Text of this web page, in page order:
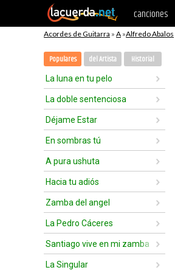
canciones
Acordes de Guitarra » A »Alfredo Abalos
Populares del Artista Historial
La luna en tu pelo
La doble sentenciosa
Déjame Estar
En sombras tú
A pura ushuta
Hacia tu adiós
Zamba del angel
La Pedro Cáceres
Santiago vive en mi zamba
La Singular